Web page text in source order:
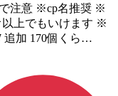
注意 ※cp名推奨 ※
以上でもいけます ※
追加 170個くら…